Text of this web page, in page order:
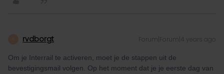
rvdborgt Forum|Forum|4 years ago
Om je Interrail te activeren, moet je de stappen uit de
bevestigingsmail volgen. Op het moment dat je je eerste dag van